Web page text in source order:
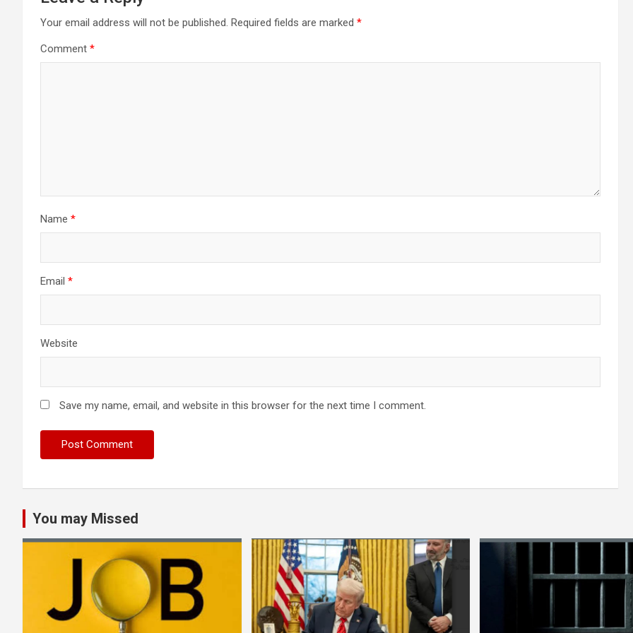
Your email address will not be published. Required fields are marked *
Comment *
Name *
Email *
Website
Save my name, email, and website in this browser for the next time I comment.
You may Missed